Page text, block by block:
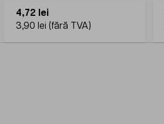
4,72 lei
3,90 lei